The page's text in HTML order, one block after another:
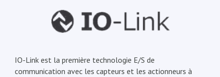
IO-Link est la première technologie E/S de
communication avec les capteurs et les actionneurs à